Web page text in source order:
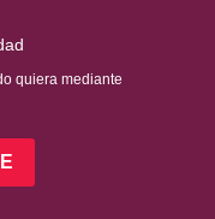
quiera mediante